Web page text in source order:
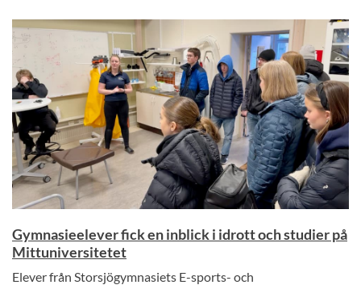
Gymnasieelever fick en inblick i idrott och studier på
Mittuniversitetet
Elever från Storsjögymnasiets E-sports- och